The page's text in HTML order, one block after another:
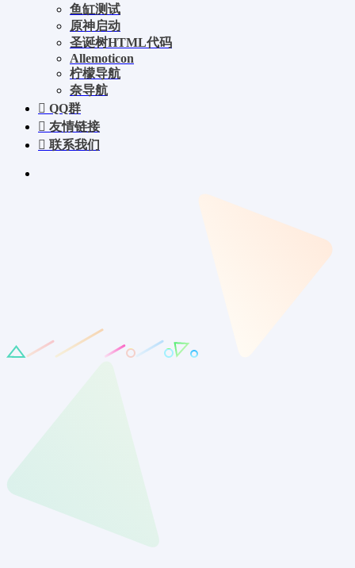
鱼缸测试
原神启动
圣诞树HTML代码
Allemoticon
柠檬导航
奈导航
QQ群
友情链接
联系我们